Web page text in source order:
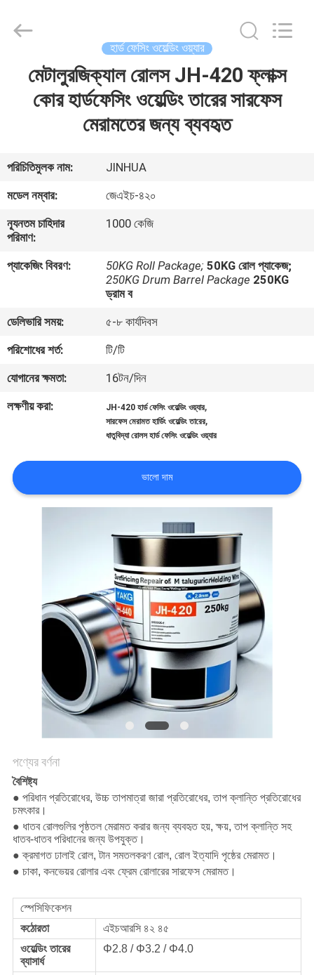
আমাদের
সম্পর্কে
কারখানা
ভ্রমণ
নিয়ন্ত্রণ
আমাদের
সাথে
উদ্ধৃতির
সরবরাহকারী.
Copyright
claddingweldingmachine.com.
হার্ড ফেসিং ওয়েল্ডিং ওয়্যার
মেটালুরজিক্যাল রোলস JH-420 ফ্লাক্স
কোর হার্ডফেসিং ওয়েল্ডিং তারের সারফেস
মেরামতের জন্য ব্যবহৃত
পরিচিতিমুলক নাম:
JINHUA
মডেল নম্বার:
জেএইচ-৪২০
ন্যূনতম চাহিদার
পরিমাণ:
1000 কেজি
প্যাকেজিং বিবরণ: 50KG Roll Package; 50KG রোল প্যাকেজ;
250KG Drum Barrel Package 250KG
ড্রাম ব
ডেলিভারি সময়:
৫-৮ কার্যদিবস
পরিশোধের শর্ত:
টি/টি
যোগানের ক্ষমতা:
16টন/দিন
লক্ষণীয় করা:
JH-420 হার্ড ফেসিং ওয়েল্ডিং ওয়্যার,
সারফেস মেরামত হার্ডিং ওয়েল্ডিং তারের,
ধাতুবিদ্যা রোলস হার্ড ফেসিং ওয়েল্ডিং ওয়্যার
ভালো দাম
পণ্যের বর্ণনা
বৈশিষ্ট্য
● পরিধান প্রতিরোধের, উচ্চ তাপমাত্রা জারা প্রতিরোধের, তাপ ক্লান্তি প্রতিরোধের
চমৎকার।
● ধাতব রোলগুলির পৃষ্ঠতল মেরামত করার জন্য ব্যবহৃত হয়, ক্ষয়, তাপ ক্লান্তি সহ
ধাতব-ধাতব পরিধানের জন্য উপযুক্ত।
● ক্রমাগত ঢালাই রোল, টান সমতলকরণ রোল, রোল ইত্যাদি পৃষ্ঠের মেরামত।
● চাকা, কনভেয়র রোলার এবং ফ্রেম রোলারের সারফেস মেরামত।
স্পেসিফিকেশন
কঠোরতা
এইচআরসি ৪২ ৪৫
ওয়েল্ডিং তারের
ব্যাসার্ধ
Φ2.8 / Φ3.2 / Φ4.0